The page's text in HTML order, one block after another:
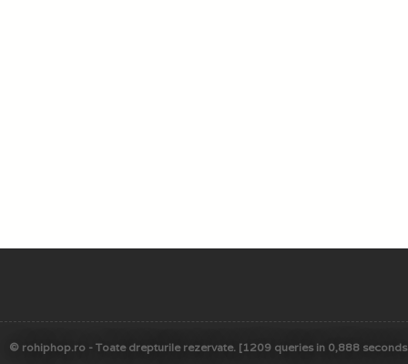
© rohiphop.ro - Toate drepturile rezervate. [1209 queries in 0,888